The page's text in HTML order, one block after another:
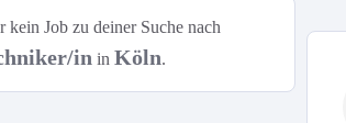
kein Job zu deiner Suche nach
in in Köln.